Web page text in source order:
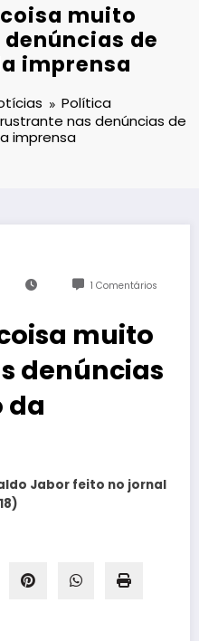
muito
de
imprensa
Política
nas denúncias de
imprensa
1 Comentários
muito
denúncias
da
Jabor feito no jornal